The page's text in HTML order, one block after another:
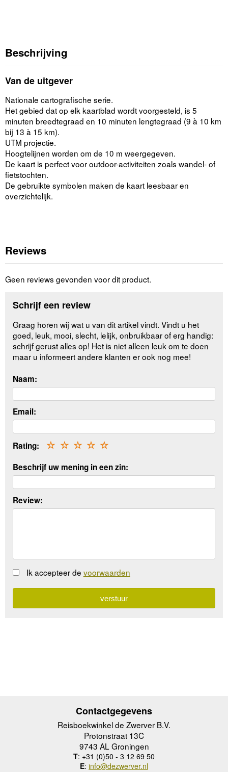
Beschrijving
Van de uitgever
Nationale cartografische serie.
Het gebied dat op elk kaartblad wordt voorgesteld, is 5
minuten breedtegraad en 10 minuten lengtegraad (9 à 10 km
bij 13 à 15 km).
UTM projectie.
Hoogtelijnen worden om de 10 m weergegeven.
De kaart is perfect voor outdoor-activiteiten zoals wandel- of
fietstochten.
De gebruikte symbolen maken de kaart leesbaar en
overzichtelijk.
Reviews
Geen reviews gevonden voor dit product.
Schrijf een review
Graag horen wij wat u van dit artikel vindt. Vindt u het
goed, leuk, mooi, slecht, lelijk, onbruikbaar of erg handig:
schrijf gerust alles op! Het is niet alleen leuk om te doen
maar u informeert andere klanten er ook nog mee!
Naam:
Email:
Rating: ☆
☆
☆
☆
☆
Beschrijf uw mening in een zin:
Review:
Ik accepteer de voorwaarden
Contactgegevens
Reisboekwinkel de Zwerver B.V.
Protonstraat 13C
9743 AL Groningen
T: +31 (0)50 - 3 12 69 50
E: info@dezwerver.nl